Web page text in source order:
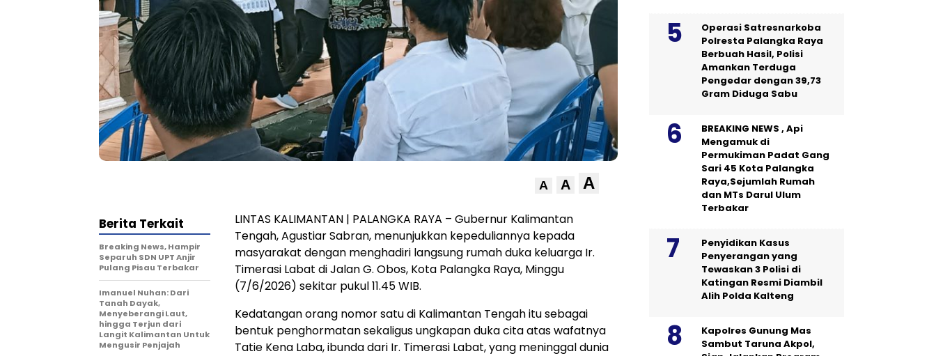
A A A
LINTAS KALIMANTAN | PALANGKA RAYA – Gubernur Kalimantan
Tengah, Agustiar Sabran, menunjukkan kepeduliannya kepada
masyarakat dengan menghadiri langsung rumah duka keluarga Ir.
Timerasi Labat di Jalan G. Obos, Kota Palangka Raya, Minggu
(7/6/2026) sekitar pukul 11.45 WIB.
Kedatangan orang nomor satu di Kalimantan Tengah itu sebagai
bentuk penghormatan sekaligus ungkapan duka cita atas wafatnya
Tatie Kena Laba, ibunda dari Ir. Timerasi Labat, yang meninggal dunia
Berita Terkait
Breaking News, Hampir
Separuh SDN UPT Anjir
Pulang Pisau Terbakar
Imanuel Nuhan: Dari
Tanah Dayak,
Menyeberangi Laut,
hingga Terjun dari
Langit Kalimantan Untuk
Mengusir Penjajah
Operasi Satresnarkoba
Polresta Palangka Raya
Berbuah Hasil, Polisi
Amankan Terduga
Pengedar dengan 39,73
Gram Diduga Sabu
BREAKING NEWS , Api
Mengamuk di
Permukiman Padat Gang
Sari 45 Kota Palangka
Raya,Sejumlah Rumah
dan MTs Darul Ulum
Terbakar
Penyidikan Kasus
Penyerangan yang
Tewaskan 3 Polisi di
Katingan Resmi Diambil
Alih Polda Kalteng
Kapolres Gunung Mas
Sambut Taruna Akpol,